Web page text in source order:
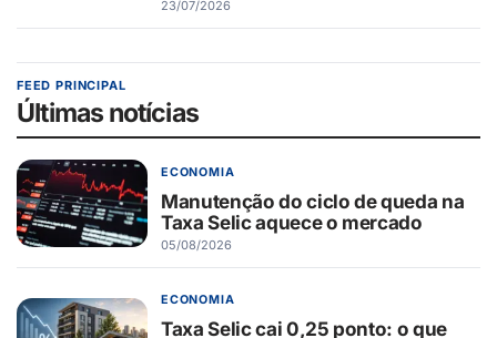
23/07/2026
FEED PRINCIPAL
Últimas notícias
ECONOMIA
Manutenção do ciclo de queda na
Taxa Selic aquece o mercado
05/08/2026
ECONOMIA
Taxa Selic cai 0,25 ponto: o que